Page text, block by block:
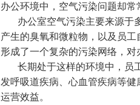
办公环境中，空气污染问题却
办公室空气污染主要来源于多
产生的臭氧和微粒物，以及员
形成了一个复杂的污染网络，
长期处于这样的环境中，员工
发呼吸道疾病、心血管疾病等
运营效益。